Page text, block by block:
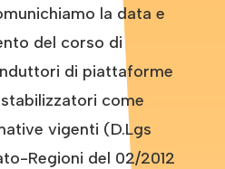
la data e
del corso di
di piattaforme
come
vigenti (D.Lgs
Regioni del 02/2012